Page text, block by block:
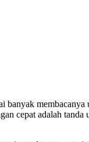
cepat adalah